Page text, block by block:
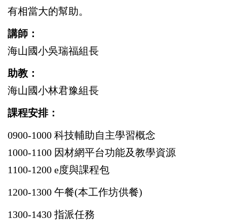
有相當大的幫助。
講師：
海山國小吳瑞福組長
助教：
海山國小林君豫組長
課程安排：
0900-1000 科技輔助自主學習概念
1000-1100 因材網平台功能及教學資源
1100-1200 e度與課程包
1200-1300 午餐(本工作坊供餐)
1300-1430 指派任務